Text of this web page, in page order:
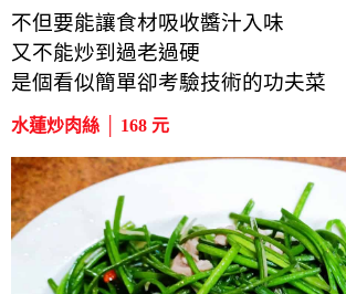
不但要能讓食材吸收醬汁入味
又不能炒到過老過硬
是個看似簡單卻考驗技術的功夫菜
水蓮炒肉絲 │ 168 元